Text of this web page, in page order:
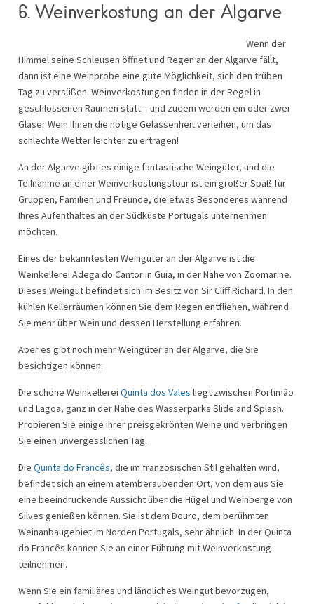
6. Weinverkostung an der Algarve
Wenn der
Himmel seine Schleusen öffnet und Regen an der Algarve fällt,
dann ist eine Weinprobe eine gute Möglichkeit, sich den trüben
Tag zu versüßen. Weinverkostungen finden in der Regel in
geschlossenen Räumen statt – und zudem werden ein oder zwei
Gläser Wein Ihnen die nötige Gelassenheit verleihen, um das
schlechte Wetter leichter zu ertragen!
An der Algarve gibt es einige fantastische Weingüter, und die
Teilnahme an einer Weinverkostungstour ist ein großer Spaß für
Gruppen, Familien und Freunde, die etwas Besonderes während
Ihres Aufenthaltes an der Südküste Portugals unternehmen
möchten.
Eines der bekanntesten Weingüter an der Algarve ist die
Weinkellerei Adega do Cantor in Guia, in der Nähe von Zoomarine.
Dieses Weingut befindet sich im Besitz von Sir Cliff Richard. In den
kühlen Kellerräumen können Sie dem Regen entfliehen, während
Sie mehr über Wein und dessen Herstellung erfahren.
Aber es gibt noch mehr Weingüter an der Algarve, die Sie
besichtigen können:
Die schöne Weinkellerei Quinta dos Vales liegt zwischen Portimão
und Lagoa, ganz in der Nähe des Wasserparks Slide and Splash.
Probieren Sie einige ihrer preisgekrönten Weine und verbringen
Sie einen unvergesslichen Tag.
Die Quinta do Francês, die im französischen Stil gehalten wird,
befindet sich an einem atemberaubenden Ort, von dem aus Sie
eine beeindruckende Aussicht über die Hügel und Weinberge von
Silves genießen können. Sie ist dem Douro, dem berühmten
Weinanbaugebiet im Norden Portugals, sehr ähnlich. In der Quinta
do Francês können Sie an einer Führung mit Weinverkostung
teilnehmen.
Wenn Sie ein familiäres und ländliches Weingut bevorzugen,